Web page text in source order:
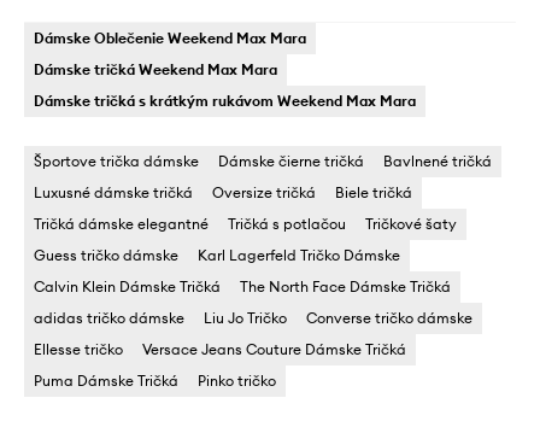
Dámske Oblečenie Weekend Max Mara
Dámske tričká Weekend Max Mara
Dámske tričká s krátkým rukávom Weekend Max Mara
Športove trička dámske Dámske čierne tričká
Bavlnené tričká
Luxusné dámske tričká
Oversize tričká
Biele tričká
Tričká dámske elegantné
Tričká s potlačou
Tričkové šaty
Guess tričko dámske
Karl Lagerfeld Tričko Dámske
Calvin Klein Dámske Tričká
The North Face Dámske Tričká
adidas tričko dámske
Liu Jo Tričko
Converse tričko dámske
Ellesse tričko
Versace Jeans Couture Dámske Tričká
Puma Dámske Tričká
Pinko tričko